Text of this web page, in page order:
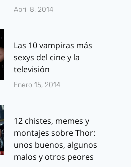
Abril 8, 2014
Las 10 vampiras más
sexys del cine y la
televisión
Enero 15, 2014
12 chistes, memes y
montajes sobre Thor:
unos buenos, algunos
malos y otros peores